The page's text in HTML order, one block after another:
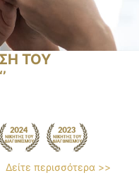
ΤΟΥ
Δείτε περισσότερα >>